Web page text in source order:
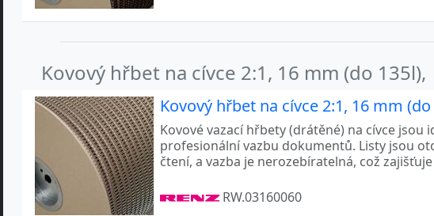
Kovový hřbet na cívce 2:1, 16 mm (do 135l),
Kovový hřbet na cívce 2:1, 16 mm
Kovové vazací hřbety (drátěné) na cívce
profesionální vazbu dokumentů. Listy jsou
čtení, a vazba je nerozebíratelná, což
RW.03160060